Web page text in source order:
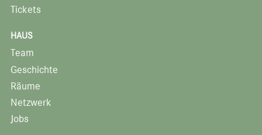
Tickets
HAUS
Team
Geschichte
Räume
Netzwerk
Jobs